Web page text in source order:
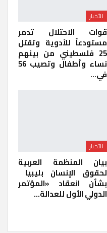
الأخبار
قوات الاحتلال تدمر
مستودعاً للأدوية وتقتل
25 فلسطيني من بينهم
نساء وأطفال وتصيب 56
في…
الأخبار
بيان المنظمة العربية
لحقوق الإنسان بليبيا ​
بشأن انعقاد «المؤتمر
الدولي الأول للعدالة…